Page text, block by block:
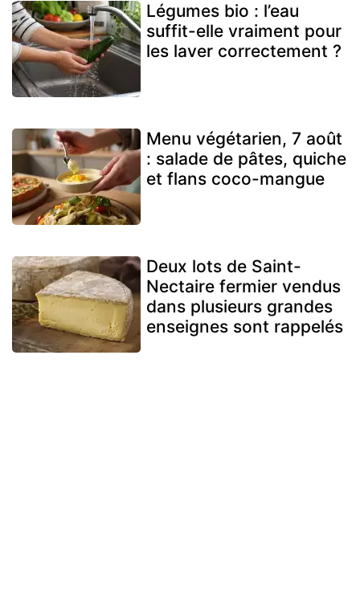
Légumes bio : l’eau
suffit-elle vraiment pour
les laver correctement ?
Menu végétarien, 7 août
: salade de pâtes, quiche
et flans coco-mangue
Deux lots de Saint-
Nectaire fermier vendus
dans plusieurs grandes
enseignes sont rappelés